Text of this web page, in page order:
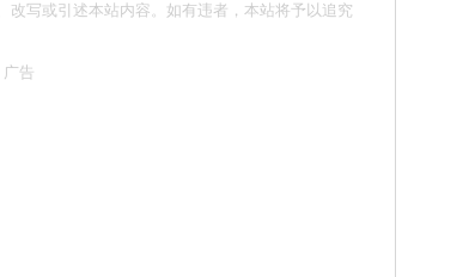
写或引述本站内容。如有违者，本站将予以追究
广告